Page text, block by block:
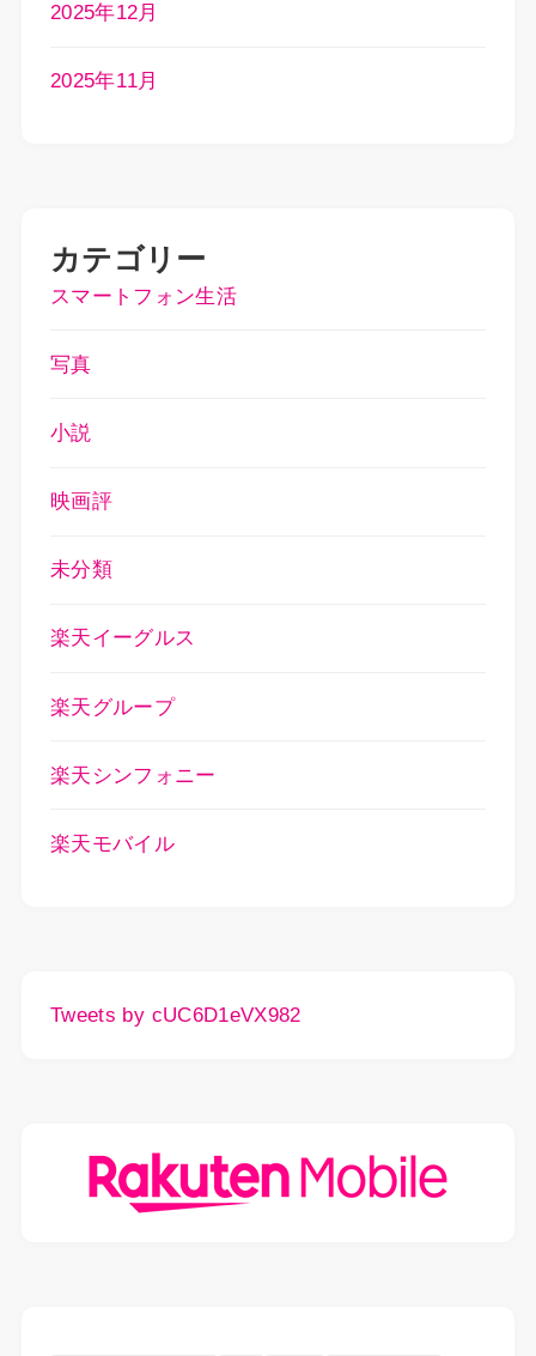
2025年12月
2025年11月
カテゴリー
スマートフォン生活
写真
小説
映画評
未分類
楽天イーグルス
楽天グループ
楽天シンフォニー
楽天モバイル
Tweets by cUC6D1eVX982